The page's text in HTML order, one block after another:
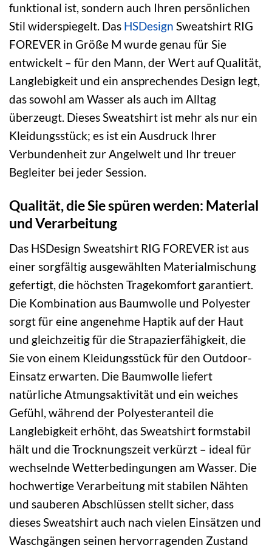
funktional ist, sondern auch Ihren persönlichen
Stil widerspiegelt. Das HSDesign Sweatshirt RIG
FOREVER in Größe M wurde genau für Sie
entwickelt – für den Mann, der Wert auf Qualität,
Langlebigkeit und ein ansprechendes Design legt,
das sowohl am Wasser als auch im Alltag
überzeugt. Dieses Sweatshirt ist mehr als nur ein
Kleidungsstück; es ist ein Ausdruck Ihrer
Verbundenheit zur Angelwelt und Ihr treuer
Begleiter bei jeder Session.
Qualität, die Sie spüren werden: Material
und Verarbeitung
Das HSDesign Sweatshirt RIG FOREVER ist aus
einer sorgfältig ausgewählten Materialmischung
gefertigt, die höchsten Tragekomfort garantiert.
Die Kombination aus Baumwolle und Polyester
sorgt für eine angenehme Haptik auf der Haut
und gleichzeitig für die Strapazierfähigkeit, die
Sie von einem Kleidungsstück für den Outdoor-
Einsatz erwarten. Die Baumwolle liefert
natürliche Atmungsaktivität und ein weiches
Gefühl, während der Polyesteranteil die
Langlebigkeit erhöht, das Sweatshirt formstabil
hält und die Trocknungszeit verkürzt – ideal für
wechselnde Wetterbedingungen am Wasser. Die
hochwertige Verarbeitung mit stabilen Nähten
und sauberen Abschlüssen stellt sicher, dass
dieses Sweatshirt auch nach vielen Einsätzen und
Waschgängen seinen hervorragenden Zustand